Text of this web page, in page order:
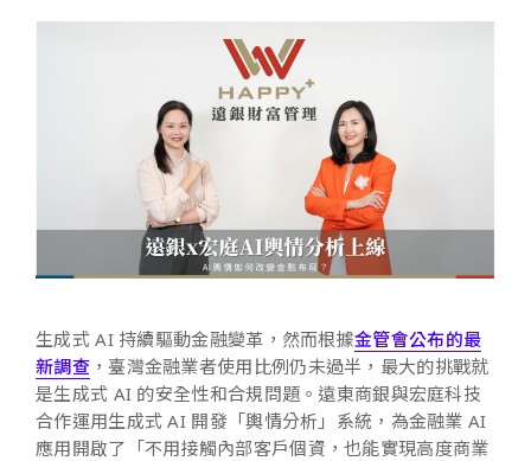
生成式 AI 持續驅動金融變革，然而根據金管會公布的最
新調查，臺灣金融業者使用比例仍未過半，最大的挑戰就
是生成式 AI 的安全性和合規問題。遠東商銀與宏庭科技
合作運用生成式 AI 開發「輿情分析」系統，為金融業 AI
應用開啟了「不用接觸內部客戶個資，也能實現高度商業